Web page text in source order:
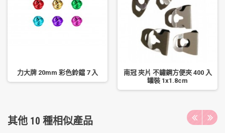
力大牌 20mm 彩色鈴鐺 7 入
南冠 夾片 不鏽鋼方便夾 400 入
罐裝 1x1.8cm
其他 10 種相似產品